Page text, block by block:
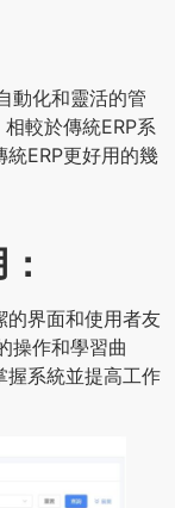
動化和靈活的管
較於傳統ERP系
ERP更好用的幾
的界面和使用者友
操作和學習曲
握系統並提高工作